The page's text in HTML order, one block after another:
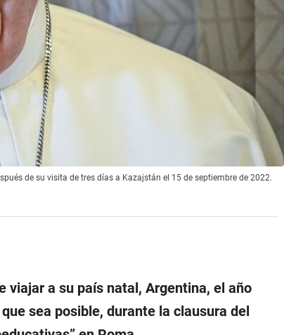
de su visita de tres días a Kazajstán el 15 de septiembre de 2022.
viajar a su país natal, Argentina, el año
sea posible, durante la clausura del